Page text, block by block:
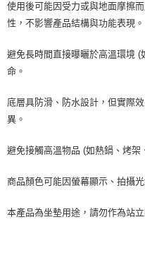
使用後可能因受力或與地面摩擦
性，不影響產品結構與功能表現。
避免長時間直接曝曬於高溫環境
命。
底層具防滑、防水設計，但實際
異。
避免接觸高溫物品 (如熱鍋、烤架
商品顏色可能因螢幕顯示、拍攝
本產品為坐墊用途，請勿作為站